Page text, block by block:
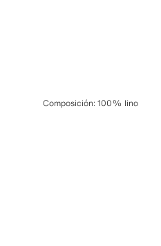
Composición:100% lino